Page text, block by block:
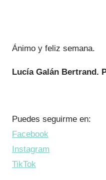
Ánimo y feliz semana.
Lucía Galán Bertrand.
Puedes seguirme en:
Facebook
Instagram
TikTok